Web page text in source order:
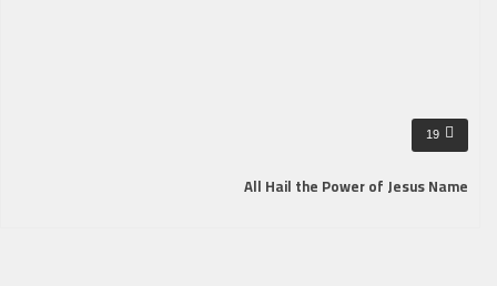
19
All Hail the Power of Jesus Name